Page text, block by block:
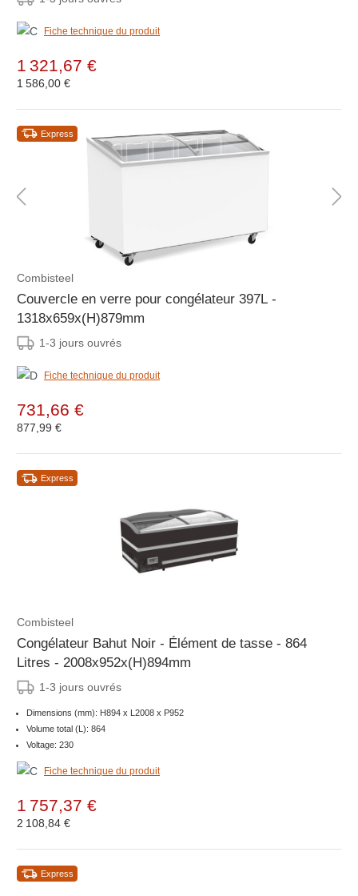
Fiche technique du produit
1 321,67 €
1 586,00 €
Express
Combisteel
Couvercle en verre pour congélateur 397L -
1318x659x(H)879mm
1-3 jours ouvrés
Fiche technique du produit
731,66 €
877,99 €
Express
Combisteel
Congélateur Bahut Noir - Élément de tasse - 864
Litres - 2008x952x(H)894mm
1-3 jours ouvrés
Dimensions (mm): H894 x L2008 x P952
Volume total (L): 864
Voltage: 230
Fiche technique du produit
1 757,37 €
2 108,84 €
Express